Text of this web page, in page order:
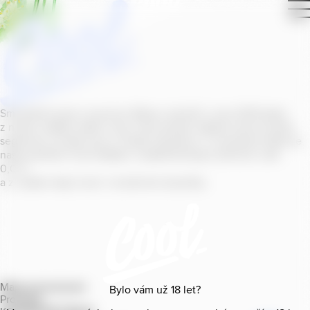
Bylo vám už 18 let?
Smícháním piva s ovocnou šťávou vytvořil v roce
z našich sládků
segmentu na bázi piva v České republice. V současné době se
naše portfolio Cool skládá z nealkoholických příchutí s alk.
0
a z nealko řady Cool+ s funkčními benefity.
Mapa provozoven
Produkty